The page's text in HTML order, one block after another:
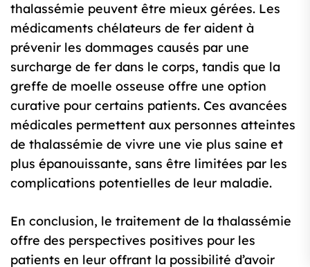
thalassémie peuvent être mieux gérées. Les
médicaments chélateurs de fer aident à
prévenir les dommages causés par une
surcharge de fer dans le corps, tandis que la
greffe de moelle osseuse offre une option
curative pour certains patients. Ces avancées
médicales permettent aux personnes atteintes
de thalassémie de vivre une vie plus saine et
plus épanouissante, sans être limitées par les
complications potentielles de leur maladie.
En conclusion, le traitement de la thalassémie
offre des perspectives positives pour les
patients en leur offrant la possibilité d’avoir